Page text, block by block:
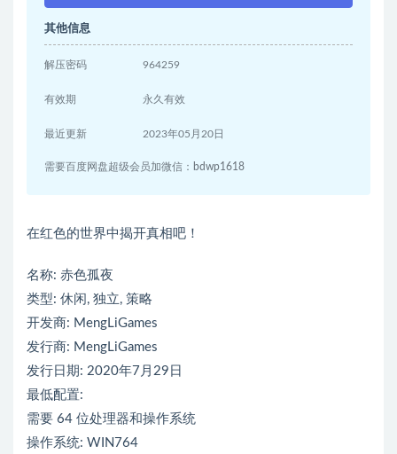
其他信息
解压密码 964259
有效期 永久有效
最近更新 2023年05月20日
需要百度网盘超级会员加微信：bdwp1618
在红色的世界中揭开真相吧！
名称: 赤色孤夜
类型: 休闲, 独立, 策略
开发商: MengLiGames
发行商: MengLiGames
发行日期: 2020年7月29日
最低配置:
需要 64 位处理器和操作系统
操作系统: WIN764